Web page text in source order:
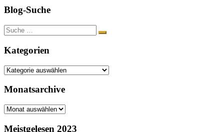
Blog-Suche
Suche
nach:
Kategorien
Kategorien
Monatsarchive
Monatsarchive
Meistgelesen 2023